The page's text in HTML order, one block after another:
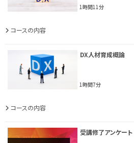
1時間11分
コースの内容
DX人材育成概論
1時間7分
コースの内容
受講修了アンケート